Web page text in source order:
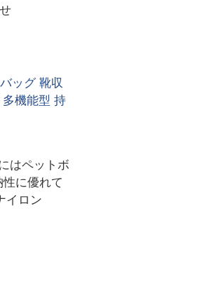
ッグ 靴収
機能型 持
はペットボ
に優れて
イロン